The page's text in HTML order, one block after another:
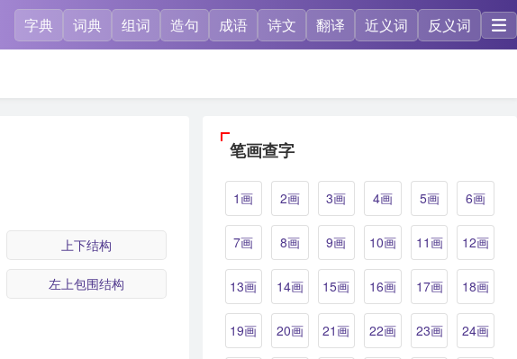
字典 词典 组词 造句 成语 诗文 翻译 近义词 反义词
笔画查字
1画 2画 3画 4画 5画 6画
7画 8画 9画 10画 11画 12画
13画 14画 15画 16画 17画 18画
19画 20画 21画 22画 23画 24画
上下结构
左上包围结构